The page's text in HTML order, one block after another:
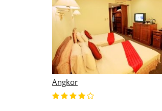
Advisor Angkor Villa Siem Reap